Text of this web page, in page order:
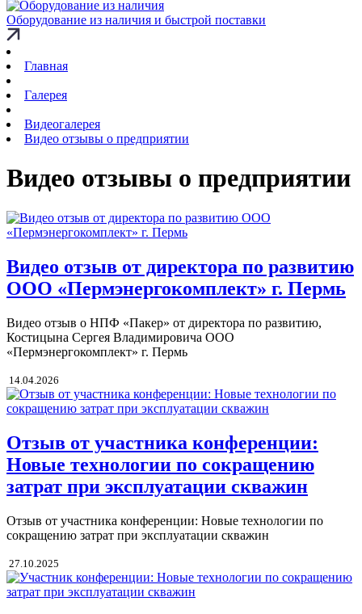
Оборудование из наличия и быстрой поставки
Главная
Галерея
Видеогалерея
Видео отзывы о предприятии
Видео отзывы о предприятии
Видео отзыв от директора по развитию
ООО «Пермэнергокомплект» г. Пермь
Видео отзыв о НПФ «Пакер» от директора по развитию,
Костицына Сергея Владимировича ООО
«Пермэнергокомплект» г. Пермь
14.04.2026
Отзыв от участника конференции:
Новые технологии по сокращению
затрат при эксплуатации скважин
Отзыв от участника конференции: Новые технологии по
сокращению затрат при эксплуатации скважин
27.10.2025